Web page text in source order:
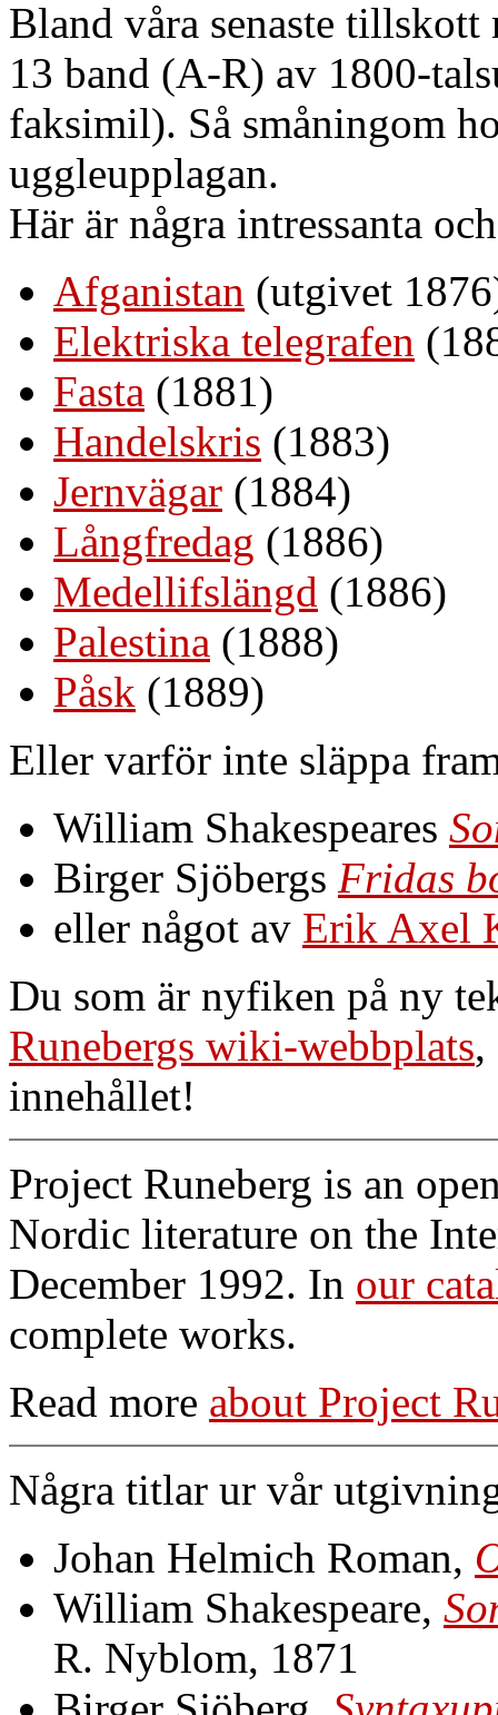
Bland våra senaste
13 band (A-R) av 1800-
faksimil). Så småningom
uggleupplagan.
Här är några intressanta
Afganistan (utgivet
Elektriska telegrafen
Fasta (1881)
Handelskris (1883)
Jernvägar (1884)
Långfredag (1886)
Medellifslängd (1886)
Palestina (1888)
Påsk (1889)
Eller varför inte släppa
William Shakespeares
Birger Sjöbergs Fridas
eller något av Erik Axel
Du som är nyfiken på ny
Runebergs wiki-webbplats,
innehållet!
Project Runeberg is an
Nordic literature on the
December 1992. In our
complete works.
Read more about Project
Några titlar ur vår
Johan Helmich Roman,
William Shakespeare,
R. Nyblom, 1871